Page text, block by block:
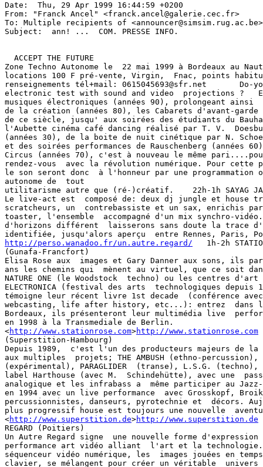
Date:  Thu, 29 Apr 1999 16:44:59 +0200
From: "Franck Ancel" <franck.ancel@galerie.cec.fr>
To: Multiple recipients of <announcer@simsim.rug.ac.be>
Subject:  ann! ...  COM. PRESSE INFO.
  ACCEPT THE FUTURE
Zone Techno Autonome le  22 mai 1999 à Bordeaux au
locations 100 F pré-vente, Virgin,  Fnac, points
renseignements tél+mail: 0615045693@sfr.net       Do-
electronic test with sound and video  projections ?
musiques électroniques (années 90), prolongeant ainsi
de la création (années 80), les Cabarets d'avant-
de ce siècle, jusqu' aux soirées des étudiants du
l'Aubette cinéma café dancing réalisé par T. V.
(années 30), de la boite de nuit cinétique par N.
et des soirées performances de Rauschenberg
Circus (années 70), c'est à nouveau le même
rendez-vous  avec la révolution numérique. Pour cette
le son seront donc  à l'honneur par une programmation
autonome de  tout
utilitarisme autre que (ré-)créatif.    22h-1h SAYAG
Le live-act est  composé de: deux dj jungle et house
scratcheurs, un  contrebassiste et un sax, enrichis
toaster, l'ensemble  accompagné d'un mix synchro-
d'horizons différent  laisserons sans doute la trace
http://perso.wanadoo.fr/un.autre.regard/
1h-2h
(Gunafa-Francfort)
Elisa Rose aux  images et Gary Danner aux sons, ils
ans les chemins qui  mènent au virtuel, que ce soit
NATURE ONE (le Woodstock  techno) ou les centres d'art
ELECTRONICA (festival des arts  technologiques depuis
témoigne leur récent livre 1st decade  (conférence
webcasting, life after history, etc...): entrez  dans le
Bordeaux, ils présenteront leur multimédia live
en 1998 à la Transmediale de Berlin.
<http://www.stationrose.com>http://www.stationrose.com
(Superstition-Hambourg)
Depuis 1989,  c'est l'un des producteurs majeurs de la
aux multiples  projets; THE AMBUSH (ethno-percussion),
(expérimental), PARAGLIDER  (transe), L.S.G.
label Harthouse (avec M.  Schindehütte), avec une
analogique et les infrabass a  même participer au
en 1994 avec un live performance  avec Grosskopf,
percussionnistes, danseurs, pyrotechnie et  décors.
plus progressif house est toujours une nouvelle
<http://www.superstition.de>http://www.superstition.de
REGARD (Poitiers)
Un Autre Regard signe  une nouvelle forme
performance art vidéo alliant  l'art et la technologie...
séquenceur vidéo numérique, les  images jouées en